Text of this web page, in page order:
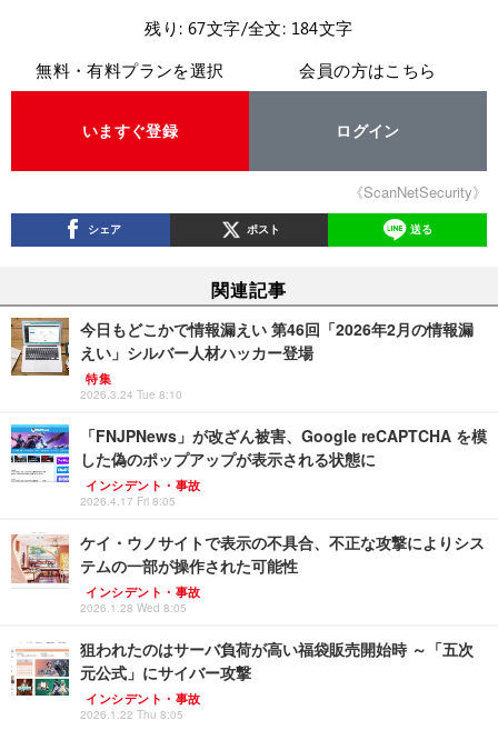
残り: 67文字/全文: 184文字
無料・有料プランを選択
いますぐ登録
会員の方はこちら
ログイン
《ScanNetSecurity》
シェア ポスト 送る
関連記事
今日もどこかで情報漏えい 第46回「2026年2月の情報漏
えい」シルバー人材ハッカー登場
特集
2026.3.24 Tue 8:10
「FNJPNews」が改ざん被害、Google reCAPTCHA を模
した偽のポップアップが表示される状態に
インシデント・事故
2026.4.17 Fri 8:05
ケイ・ウノサイトで表示の不具合、不正な攻撃によりシス
テムの一部が操作された可能性
インシデント・事故
2026.1.28 Wed 8:05
狙われたのはサーバ負荷が高い福袋販売開始時 ～「五次
元公式」にサイバー攻撃
インシデント・事故
2026.1.22 Thu 8:05